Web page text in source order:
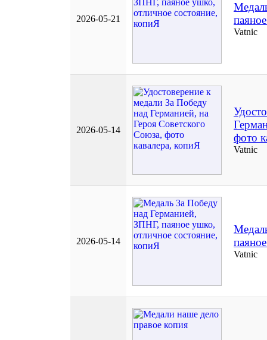
2026-05-21
Vatnic
2026-05-14
фото
Vatnic
2026-05-14
Vatnic